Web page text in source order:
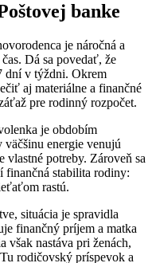
banke
je náročná a
Dá sa povedať, že
dní v týždni. Okrem
aj materiálne a finančné
pre rodinný rozpočet.
je obdobím
energie venujú
vlastné potreby. Zároveň sa
finančná stabilita rodiny:
rastú.
situácia je spravidla
finančný príjem a matka
však nastáva pri ženách,
rodičovský príspevok a